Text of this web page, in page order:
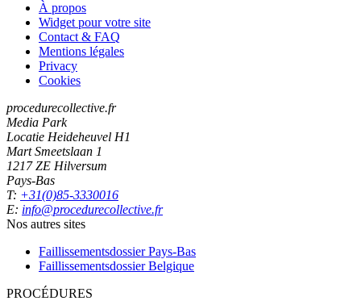
À propos
Widget pour votre site
Contact & FAQ
Mentions légales
Privacy
Cookies
procedurecollective.fr
Media Park
Locatie Heideheuvel H1
Mart Smeetslaan 1
1217 ZE Hilversum
Pays-Bas
T: +31(0)85-3330016
E: info@procedurecollective.fr
Nos autres sites
Faillissementsdossier Pays-Bas
Faillissementsdossier Belgique
PROCÉDURES